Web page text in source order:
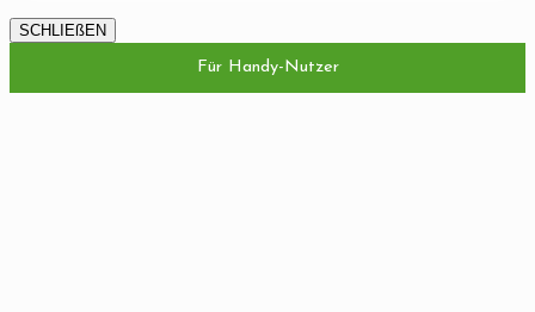
SCHLIEßEN
Für Handy-Nutzer